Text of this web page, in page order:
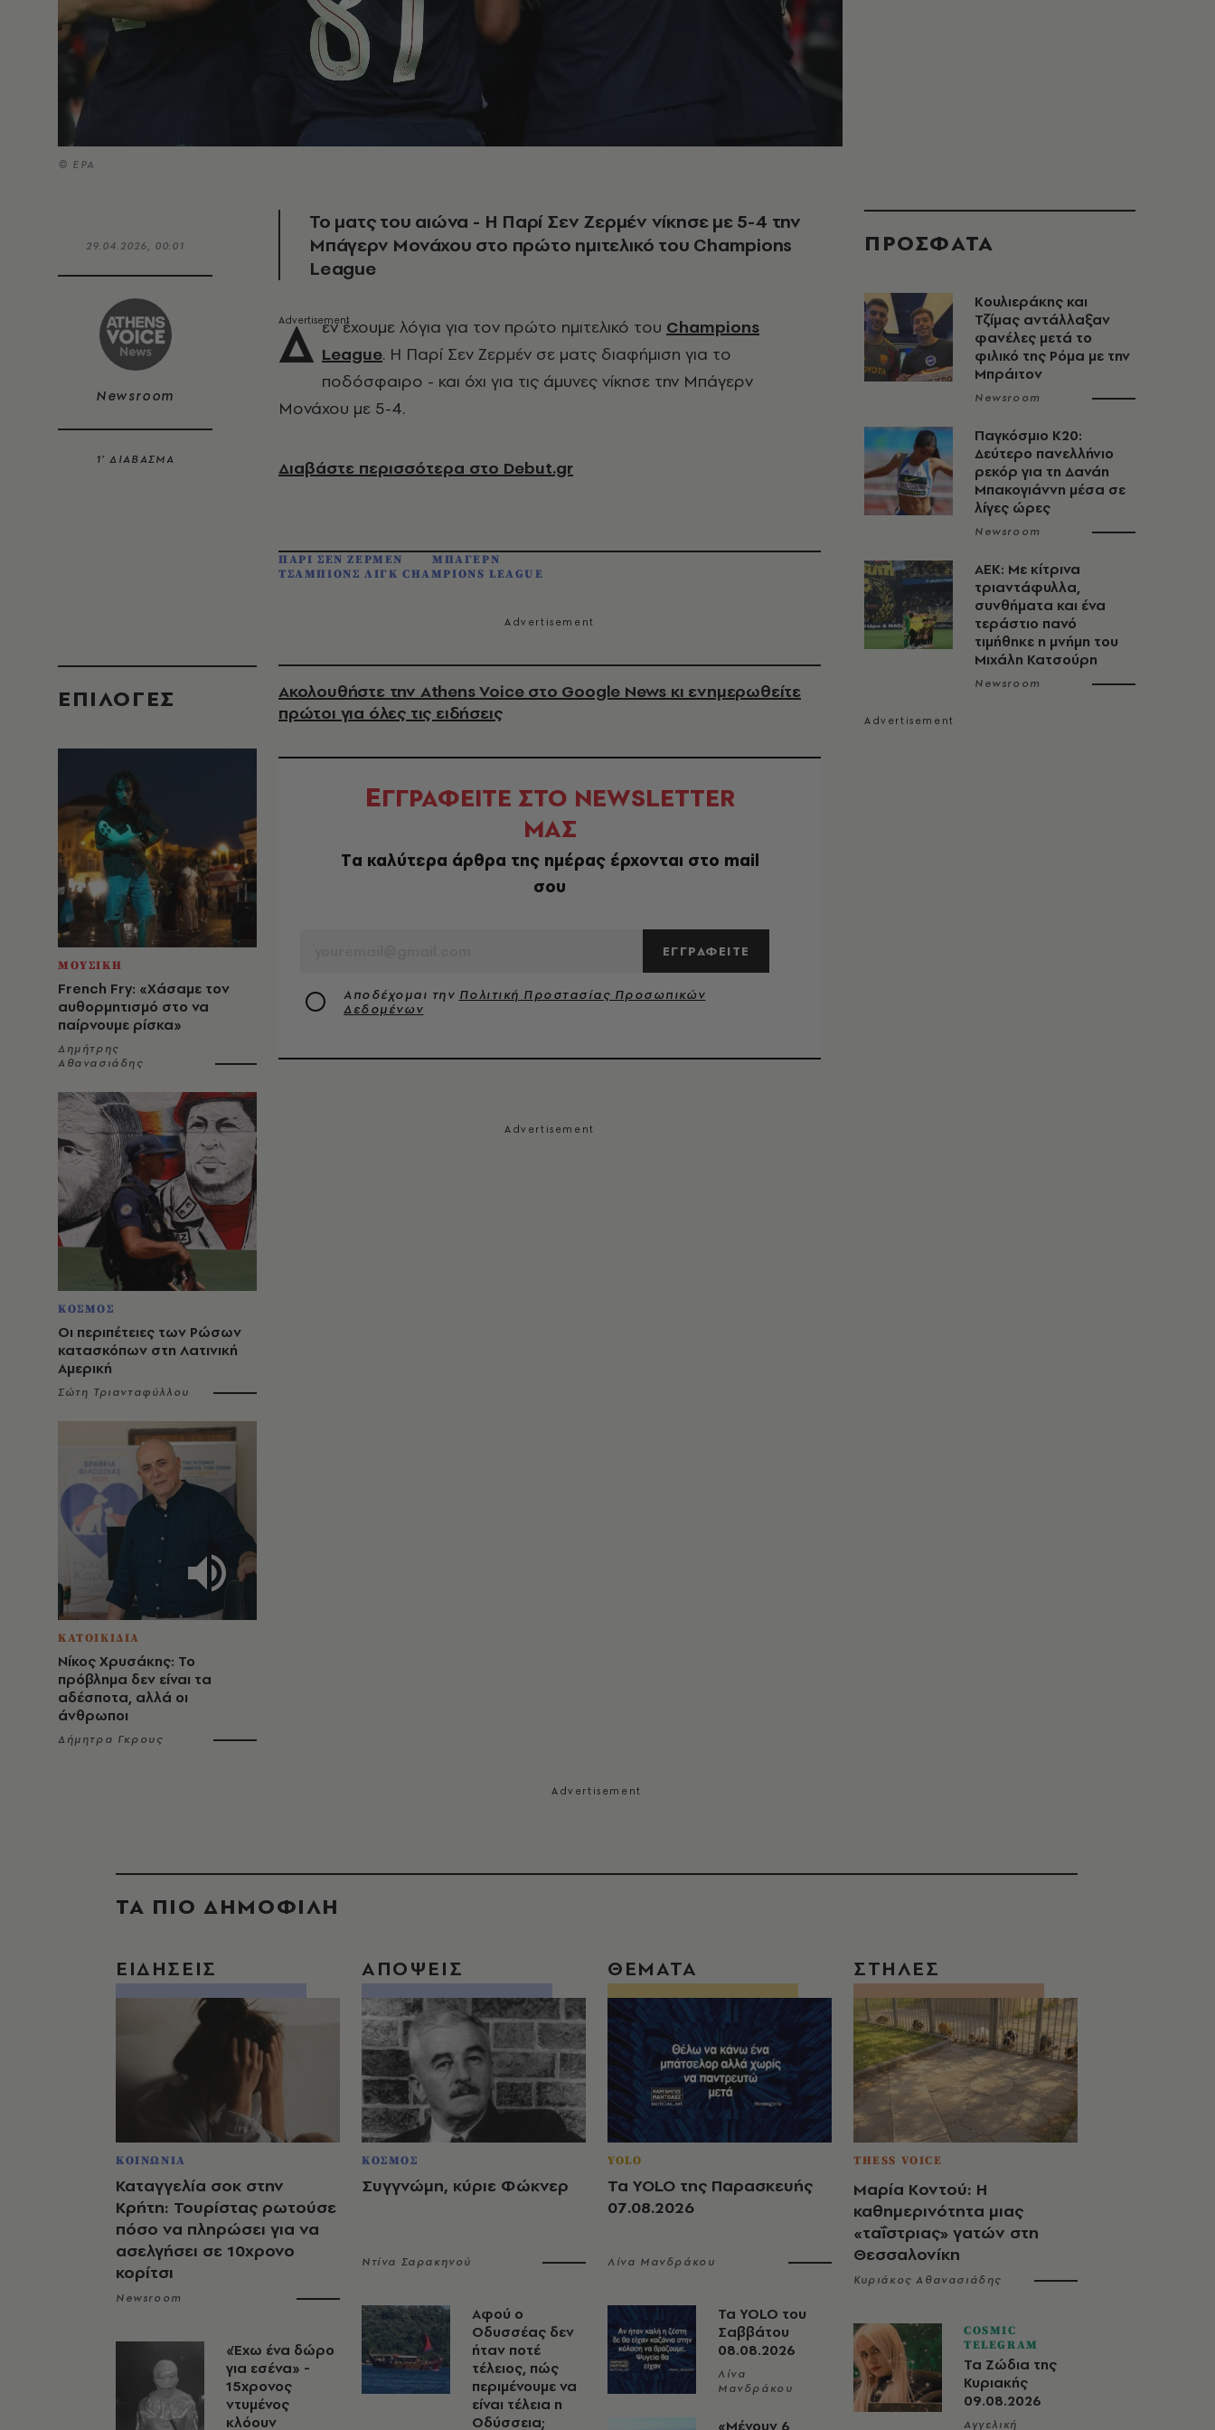
© EPA
29.04.2026, 00:01
Newsroom
1’ ΔΙΑΒΑΣΜΑ
EΠΙΛΟΓΈΣ
ΜΟΥΣΙΚΗ
French Fry: «Χάσαμε τον
αυθορμητισμό στο να
παίρνουμε ρίσκα»
Δημήτρης
Αθανασιάδης
ΚΟΣΜΟΣ
Οι περιπέτειες των Ρώσων
κατασκόπων στη Λατινική
Αμερική
Σώτη Τριανταφύλλου
ΚΑΤΟΙΚΙΔΙΑ
Νίκος Χρυσάκης: Το
πρόβλημα δεν είναι τα
αδέσποτα, αλλά οι
άνθρωποι
Δήμητρα Γκρους
Το ματς του αιώνα - Η Παρί Σεν Ζερμέν νίκησε με 5-4 την
Μπάγερν Μονάχου στο πρώτο ημιτελικό του Champions
League
Δ εν έχουμε λόγια για τον πρώτο ημιτελικό του Champions
League. Η Παρί Σεν Ζερμέν σε ματς διαφήμιση για το
ποδόσφαιρο - και όχι για τις άμυνες νίκησε την Μπάγερν
Μονάχου με 5-4.
Διαβάστε περισσότερα στο Debut.gr
ΠΑΡΙ ΣΕΝ ΖΕΡΜΕΝ
ΜΠΑΓΕΡΝ
ΤΣΑΜΠΙΟΝΣ ΛΙΓΚ CHAMPIONS LEAGUE
Ακολουθήστε την Athens Voice στο Google News κι ενημερωθείτε
πρώτοι για όλες τις ειδήσεις
ΕΓΓΡΑΦΕΙΤΕ ΣΤΟ NEWSLETTER
ΜΑΣ
Tα καλύτερα άρθρα της ημέρας έρχονται στο mail
σου
ΕΓΓΡΑΦΕΙΤΕ
Αποδέχομαι την Πολιτική Προστασίας Προσωπικών
Δεδομένων
ΠΡΟΣΦΑΤΑ
Κουλιεράκης και
Τζίμας αντάλλαξαν
φανέλες μετά το
φιλικό της Ρόμα με την
Μπράιτον
Newsroom
Παγκόσμιο Κ20:
Δεύτερο πανελλήνιο
ρεκόρ για τη Δανάη
Μπακογιάννη μέσα σε
λίγες ώρες
Newsroom
ΑΕΚ: Με κίτρινα
τριαντάφυλλα,
συνθήματα και ένα
τεράστιο πανό
τιμήθηκε η μνήμη του
Μιχάλη Κατσούρη
Newsroom
ΤΑ ΠΙΟ ΔΗΜΟΦΙΛΗ
ΕΙΔΗΣΕΙΣ
ΚΟΙΝΩΝΙΑ
Καταγγελία σοκ στην
Κρήτη: Τουρίστας ρωτούσε
πόσο να πληρώσει για να
ασελγήσει σε 10χρονο
κορίτσι
Newsroom
«Έχω ένα δώρο
για εσένα» -
15χρονος
ντυμένος
κλόουν
ΑΠΟΨΕΙΣ
ΚΟΣΜΟΣ
Συγγνώμη, κύριε Φώκνερ
Ντίνα Σαρακηνού
Αφού ο
Οδυσσέας δεν
ήταν ποτέ
τέλειος, πώς
περιμένουμε να
είναι τέλεια η
Οδύσσεια;
ΘΕΜΑΤΑ
YOLO
Τα YOLO της Παρασκευής
07.08.2026
Λίνα Μανδράκου
Τα YOLO του
Σαββάτου
08.08.2026
Λίνα
Μανδράκου
«Μένουν 6
ΣΤΗΛΕΣ
THESS VOICE
Μαρία Κοντού: Η
καθημερινότητα μιας
«ταΐστριας» γατών στη
Θεσσαλονίκη
Κυριάκος Αθανασιάδης
COSMIC
TELEGRAM
Τα Ζώδια της
Κυριακής
09.08.2026
Αγγελική